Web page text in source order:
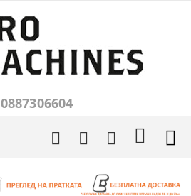
0887306604